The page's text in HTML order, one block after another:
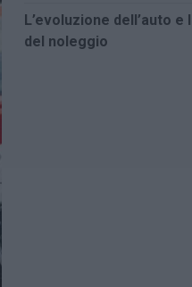
L’evoluzione dell’auto
del noleggio